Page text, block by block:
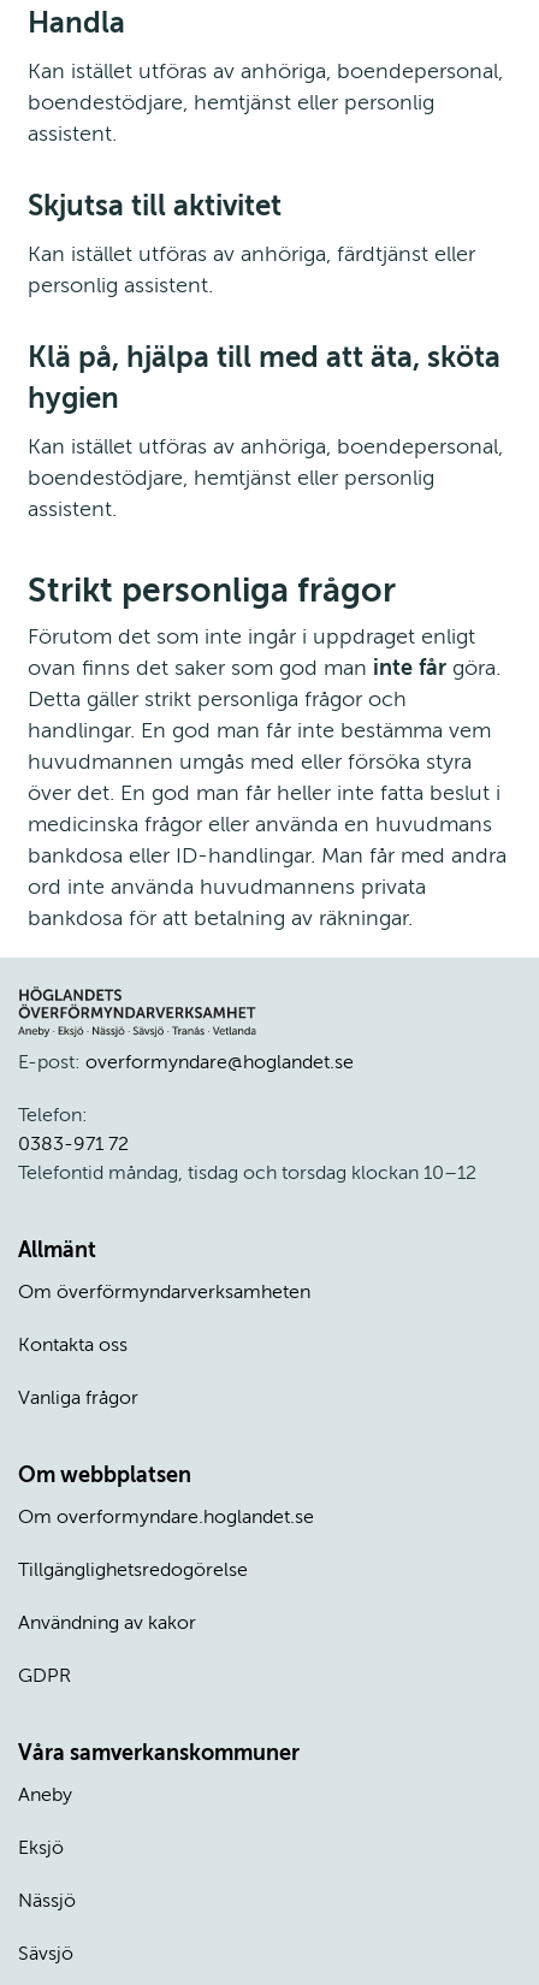
Handla
Kan istället utföras av anhöriga, boendepersonal,
boendestödjare, hemtjänst eller personlig
assistent.
Skjutsa till aktivitet
Kan istället utföras av anhöriga, färdtjänst eller
personlig assistent.
Klä på, hjälpa till med att äta, sköta
hygien
Kan istället utföras av anhöriga, boendepersonal,
boendestödjare, hemtjänst eller personlig
assistent.
Strikt personliga frågor
Förutom det som inte ingår i uppdraget enligt
ovan finns det saker som god man inte får göra.
Detta gäller strikt personliga frågor och
handlingar. En god man får inte bestämma vem
huvudmannen umgås med eller försöka styra
över det. En god man får heller inte fatta beslut i
medicinska frågor eller använda en huvudmans
bankdosa eller ID-handlingar. Man får med andra
ord inte använda huvudmannens privata
bankdosa för att betalning av räkningar.
E-post: overformyndare@hoglandet.se
Telefon:
0383-971 72
Telefontid måndag, tisdag och torsdag klockan 10–12
Allmänt
Om överförmyndarverksamheten
Kontakta oss
Vanliga frågor
Om webbplatsen
Om overformyndare.hoglandet.se
Tillgänglighetsredogörelse
Användning av kakor
GDPR
Våra samverkanskommuner
Aneby
Eksjö
Nässjö
Sävsjö